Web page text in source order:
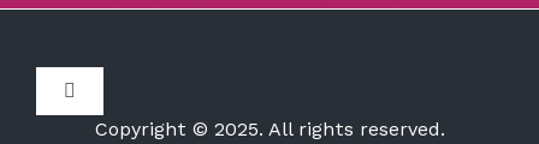
Toggle
Navigation
Copyright © 2025. All rights reserved.